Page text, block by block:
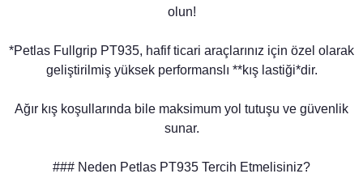
olun!
*Petlas Fullgrip PT935, hafif ticari araçlarınız için özel olarak
geliştirilmiş yüksek performanslı **kış lastiği*dir.
Ağır kış koşullarında bile maksimum yol tutuşu ve güvenlik
sunar.
### Neden Petlas PT935 Tercih Etmelisiniz?